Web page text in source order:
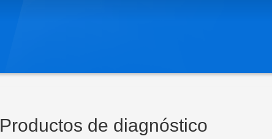
Productos de diagnóstico